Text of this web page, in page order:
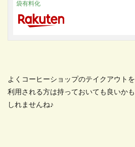
袋有料化
よくコーヒーショップのテイクアウトを
利用される方は持っておいても良いかも
しれませんね♪